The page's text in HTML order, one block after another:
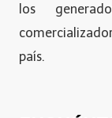
los
país.